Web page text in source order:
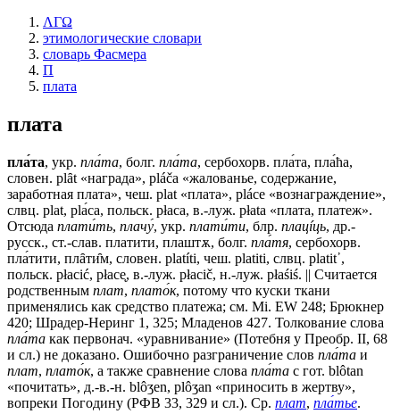
ΛΓΩ
этимологические словари
словарь Фасмера
П
плата
плата
пла́та, укр. пла́та, болг. пла́та, сербохорв. пла́та, пла́ħа,
словен. рlȃt «награда», pláča «жалованье, содержание,
заработная плата», чеш. рlаt «плата», рláсе «вознаграждение»,
слвц. рlаt, рlа́са, польск. рłаса, в.-луж. рłаtа «плата, платеж».
Отсюда плати́ть, плачу́, укр. плати́ти, блр. плацíць, др.-
русск., ст.-слав. платити, плаштѫ, болг. пла́тя, сербохорв.
пла́тити, плȃти̑м, словен. platíti, чеш. platiti, слвц. рlаtit᾽,
польск. рłасić, рłасе̨, в.-луж. рłасič, н.-луж. płaśiś. || Считается
родственным плат, плато́к, потому что куски ткани
применялись как средство платежа; см. Мi. ЕW 248; Брюкнер
420; Шрадер-Неринг 1, 325; Младенов 427. Толкование слова
пла́та как первонач. «уравнивание» (Потебня у Преобр. II, 68
и сл.) не доказано. Ошибочно разграничение слов пла́та и
плат, плато́к, а также сравнение слова пла́та с гот. blôtan
«почитать», д.-в.-н. blôʒen, рlôʒаn «приносить в жертву»,
вопреки Погодину (РФВ 33, 329 и сл.). Ср. плат, пла́тье.